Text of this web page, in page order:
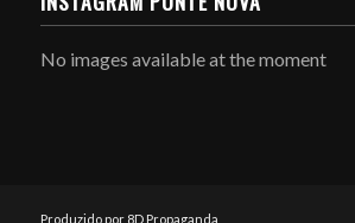
No images available at the moment
Produzido por 8D Propaganda